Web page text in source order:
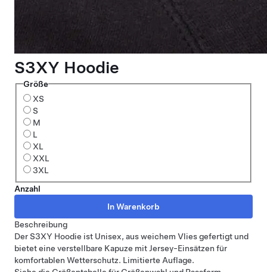
S3XY Hoodie
Größe
XS
S
M
L
XL
XXL
3XL
Anzahl
Beschreibung
Der S3XY Hoodie ist Unisex, aus weichem Vlies gefertigt und
bietet eine verstellbare Kapuze mit Jersey-Einsätzen für
komfortablen Wetterschutz. Limitierte Auflage.